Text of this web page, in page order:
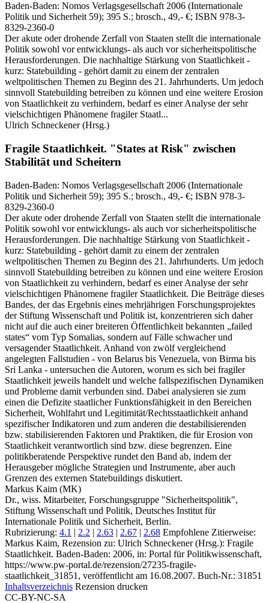
Baden-Baden: Nomos Verlagsgesellschaft 2006 (Internationale
Politik und Sicherheit 59); 395 S.; brosch., 49,- €; ISBN 978-3-
8329-2360-0
Der akute oder drohende Zerfall von Staaten stellt die internationale
Politik sowohl vor entwicklungs- als auch vor sicherheitspolitische
Herausforderungen. Die nachhaltige Stärkung von Staatlichkeit -
kurz: Statebuilding - gehört damit zu einem der zentralen
weltpolitischen Themen zu Beginn des 21. Jahrhunderts. Um jedoch
sinnvoll Statebuilding betreiben zu können und eine weitere Erosion
von Staatlichkeit zu verhindern, bedarf es einer Analyse der sehr
vielschichtigen Phänomene fragiler Staatl...
Ulrich Schneckener(Hrsg.)
Fragile Staatlichkeit. "States at Risk" zwischen
Stabilität und Scheitern
Baden-Baden: Nomos Verlagsgesellschaft 2006 (Internationale
Politik und Sicherheit 59); 395 S.; brosch., 49,- €; ISBN 978-3-
8329-2360-0
Der akute oder drohende Zerfall von Staaten stellt die internationale
Politik sowohl vor entwicklungs- als auch vor sicherheitspolitische
Herausforderungen. Die nachhaltige Stärkung von Staatlichkeit -
kurz: Statebuilding - gehört damit zu einem der zentralen
weltpolitischen Themen zu Beginn des 21. Jahrhunderts. Um jedoch
sinnvoll Statebuilding betreiben zu können und eine weitere Erosion
von Staatlichkeit zu verhindern, bedarf es einer Analyse der sehr
vielschichtigen Phänomene fragiler Staatlichkeit. Die Beiträge dieses
Bandes, der das Ergebnis eines mehrjährigen Forschungsprojektes
der Stiftung Wissenschaft und Politik ist, konzentrieren sich daher
nicht auf die auch einer breiteren Öffentlichkeit bekannten „failed
states“ vom Typ Somalias, sondern auf Fälle schwacher und
versagender Staatlichkeit. Anhand von zwölf vergleichend
angelegten Fallstudien - von Belarus bis Venezuela, von Birma bis
Sri Lanka - untersuchen die Autoren, worum es sich bei fragiler
Staatlichkeit jeweils handelt und welche fallspezifischen Dynamiken
und Probleme damit verbunden sind. Dabei analysieren sie zum
einen die Defizite staatlicher Funktionsfähigkeit in den Bereichen
Sicherheit, Wohlfahrt und Legitimität/Rechtsstaatlichkeit anhand
spezifischer Indikatoren und zum anderen die destabilisierenden
bzw. stabilisierenden Faktoren und Praktiken, die für Erosion von
Staatlichkeit verantwortlich sind bzw. diese begrenzen. Eine
politikberatende Perspektive rundet den Band ab, indem der
Herausgeber mögliche Strategien und Instrumente, aber auch
Grenzen des externen Statebuildings diskutiert.
Markus Kaim (MK)
Dr., wiss. Mitarbeiter, Forschungsgruppe "Sicherheitspolitik",
Stiftung Wissenschaft und Politik, Deutsches Institut für
Internationale Politik und Sicherheit, Berlin.
Rubrizierung: 4.1 | 2.2 | 2.63 | 2.67 | 2.68 Empfohlene Zitierweise:
Markus Kaim, Rezension zu: Ulrich Schneckener(Hrsg.): Fragile
Staatlichkeit. Baden-Baden: 2006, in: Portal für Politikwissenschaft,
https://www.pw-portal.de/rezension/27235-fragile-
staatlichkeit_31851, veröffentlicht am 16.08.2007. Buch-Nr.: 31851
Inhaltsverzeichnis Rezension drucken
CC-BY-NC-SA